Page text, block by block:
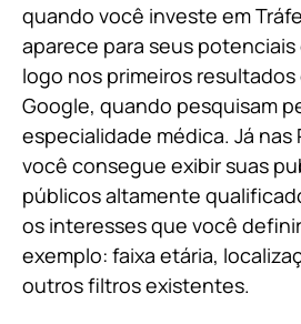
quando você investe em
aparece para seus
logo nos primeiros resultados
Google, quando pesquisam
especialidade médica. Já nas
você consegue exibir suas
públicos altamente
os interesses que você
exemplo: faixa etária,
outros filtros existentes.